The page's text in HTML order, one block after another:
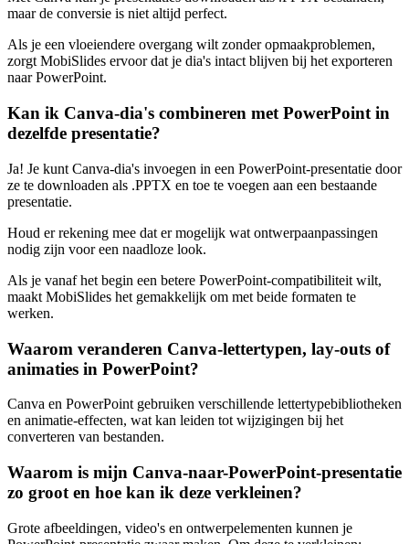
maar de conversie is niet altijd perfect.
Als je een vloeiendere overgang wilt zonder opmaakproblemen,
zorgt MobiSlides ervoor dat je dia's intact blijven bij het exporteren
naar PowerPoint.
Kan ik Canva-dia's combineren met PowerPoint in
dezelfde presentatie?
Ja! Je kunt Canva-dia's invoegen in een PowerPoint-presentatie door
ze te downloaden als .PPTX en toe te voegen aan een bestaande
presentatie.
Houd er rekening mee dat er mogelijk wat ontwerpaanpassingen
nodig zijn voor een naadloze look.
Als je vanaf het begin een betere PowerPoint-compatibiliteit wilt,
maakt MobiSlides het gemakkelijk om met beide formaten te
werken.
Waarom veranderen Canva-lettertypen, lay-outs of
animaties in PowerPoint?
Canva en PowerPoint gebruiken verschillende lettertypebibliotheken
en animatie-effecten, wat kan leiden tot wijzigingen bij het
converteren van bestanden.
Waarom is mijn Canva-naar-PowerPoint-presentatie
zo groot en hoe kan ik deze verkleinen?
Grote afbeeldingen, video's en ontwerpelementen kunnen je